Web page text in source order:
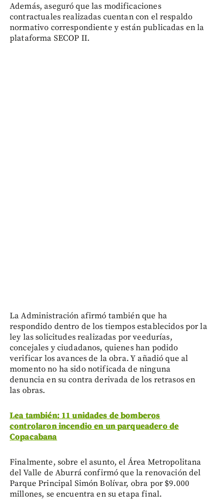
Además, aseguró que las modificaciones
contractuales realizadas cuentan con el respaldo
normativo correspondiente y están publicadas en la
plataforma SECOP II.
La Administración afirmó también que ha
respondido dentro de los tiempos establecidos por la
ley las solicitudes realizadas por veedurías,
concejales y ciudadanos, quienes han podido
verificar los avances de la obra. Y añadió que al
momento no ha sido notificada de ninguna
denuncia en su contra derivada de los retrasos en
las obras.
Lea también: 11 unidades de bomberos
controlaron incendio en un parqueadero de
Copacabana
Finalmente, sobre el asunto, el Área Metropolitana
del Valle de Aburrá confirmó que la renovación del
Parque Principal Simón Bolívar, obra por $9.000
millones, se encuentra en su etapa final.